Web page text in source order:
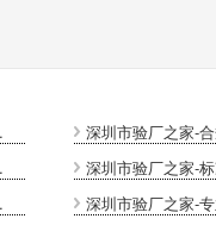
深圳市验厂之家-
深圳市验厂之家-
深圳市验厂之家-